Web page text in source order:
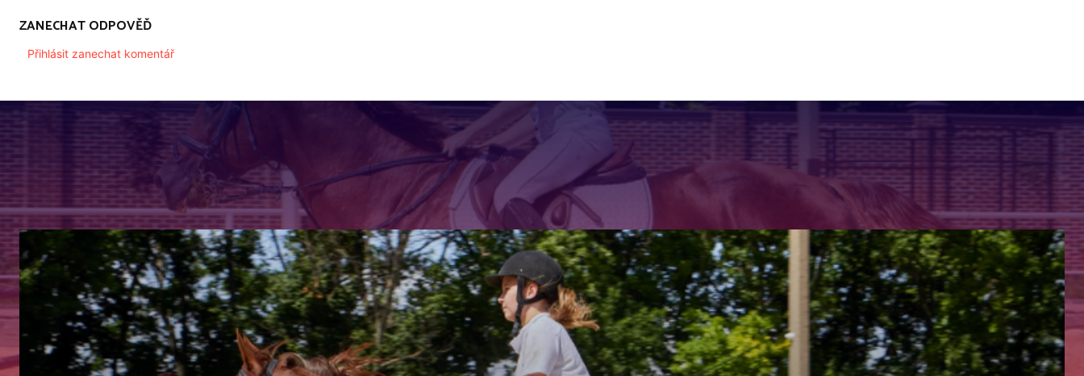
ZANECHAT ODPOVĚĎ
Přihlásit zanechat komentář